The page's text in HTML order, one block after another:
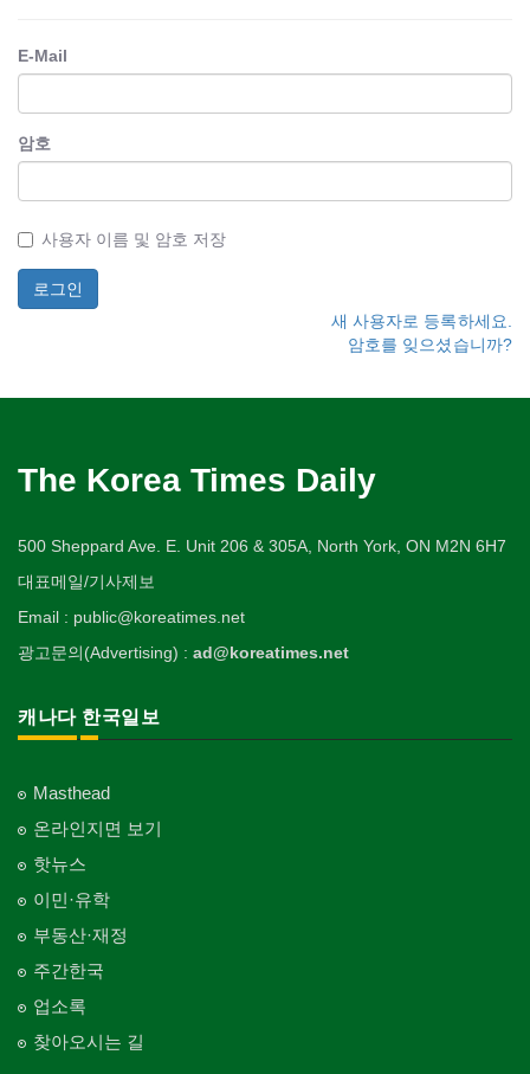
E-Mail
암호
사용자 이름 및 암호 저장
새 사용자로 등록하세요.
암호를 잊으셨습니까?
The Korea Times Daily
500 Sheppard Ave. E. Unit 206 & 305A, North York, ON M2N 6H7
대표메일/기사제보
Email : public@koreatimes.net
광고문의(Advertising) : ad@koreatimes.net
캐나다 한국일보
Masthead
온라인지면 보기
핫뉴스
이민·유학
부동산·재정
주간한국
업소록
찾아오시는 길